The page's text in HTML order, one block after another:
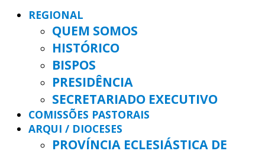
REGIONAL
QUEM SOMOS
HISTÓRICO
BISPOS
PRESIDÊNCIA
SECRETARIADO EXECUTIVO
COMISSÕES PASTORAIS
ARQUI / DIOCESES
PROVÍNCIA ECLESIÁSTICA DE